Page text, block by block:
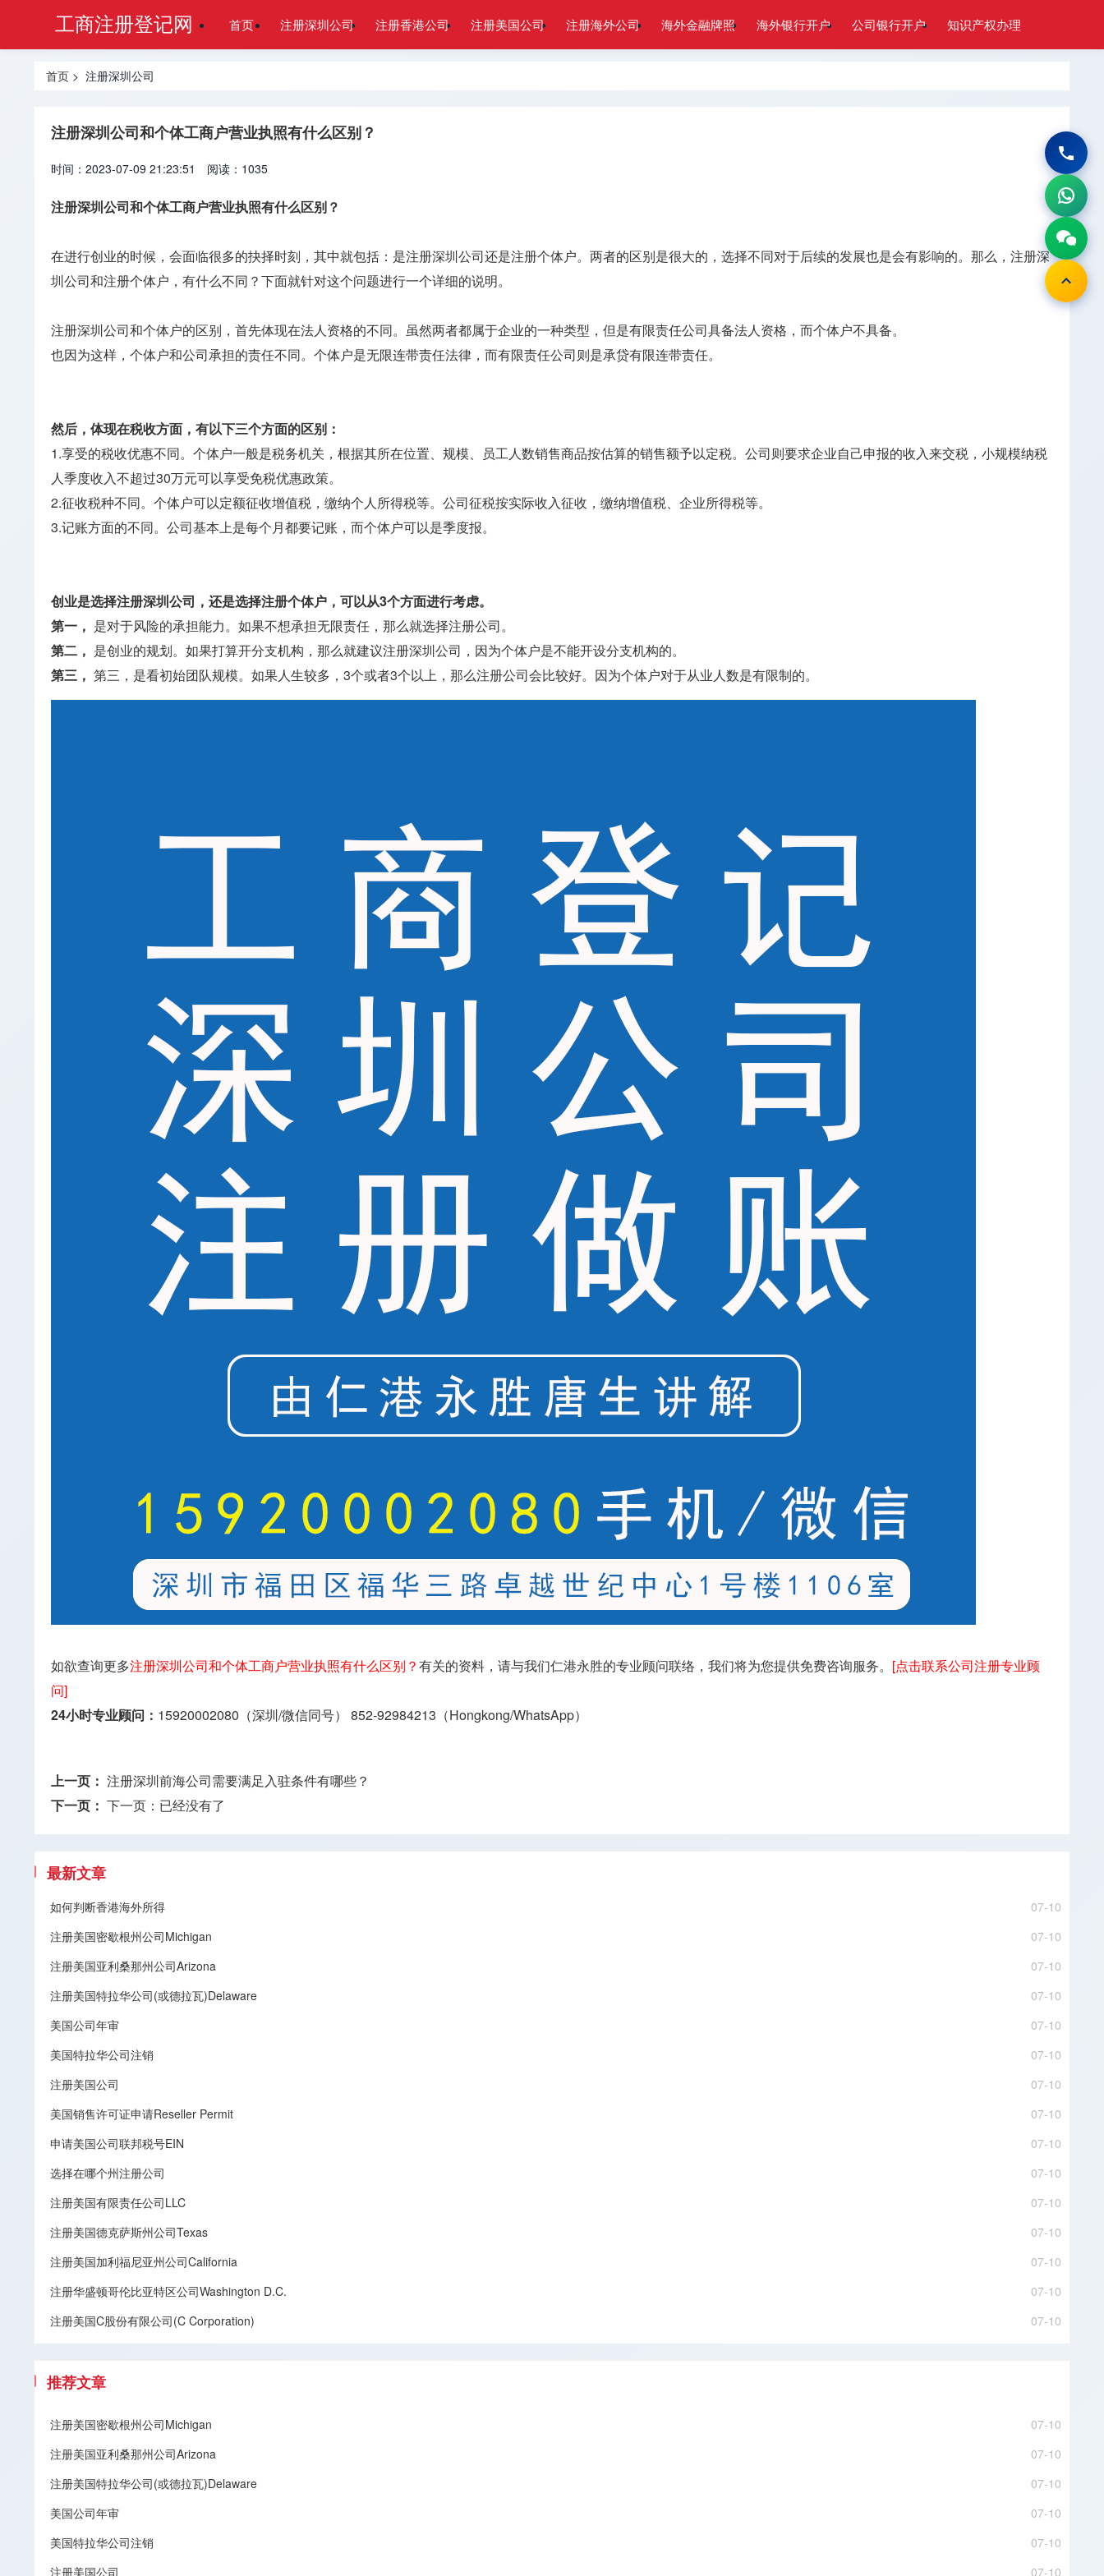
工商注册登记网 首页 注册深圳公司 注册香港公司 注册美国公司 注册海外公司 海外金融牌照 海外银行开户 公司银行开户 知识产权办理
首页 > 注册深圳公司
注册深圳公司和个体工商户营业执照有什么区别？
时间：2023-07-09 21:23:51 阅读：1035
注册深圳公司和个体工商户营业执照有什么区别？
在进行创业的时候，会面临很多的抉择时刻，其中就包括：是注册深圳公司还是注册个体户。两者的区别是很大的，选择不同对于后续的发展也是会有影响的。那么，注册深
圳公司和注册个体户，有什么不同？下面就针对这个问题进行一个详细的说明。
注册深圳公司和个体户的区别，首先体现在法人资格的不同。虽然两者都属于企业的一种类型，但是有限责任公司具备法人资格，而个体户不具备。
也因为这样，个体户和公司承担的责任不同。个体户是无限连带责任法律，而有限责任公司则是承贷有限连带责任。
然后，体现在税收方面，有以下三个方面的区别：
1.享受的税收优惠不同。个体户一般是税务机关，根据其所在位置、规模、员工人数销售商品按估算的销售额予以定税。公司则要求企业自己申报的收入来交税，小规模纳税
人季度收入不超过30万元可以享受免税优惠政策。
2.征收税种不同。个体户可以定额征收增值税，缴纳个人所得税等。公司征税按实际收入征收，缴纳增值税、企业所得税等。
3.记账方面的不同。公司基本上是每个月都要记账，而个体户可以是季度报。
创业是选择注册深圳公司，还是选择注册个体户，可以从3个方面进行考虑。
第一， 是对于风险的承担能力。如果不想承担无限责任，那么就选择注册公司。
第二， 是创业的规划。如果打算开分支机构，那么就建议注册深圳公司，因为个体户是不能开设分支机构的。
第三， 第三，是看初始团队规模。如果人生较多，3个或者3个以上，那么注册公司会比较好。因为个体户对于从业人数是有限制的。
如欲查询更多注册深圳公司和个体工商户营业执照有什么区别？有关的资料，请与我们仁港永胜的专业顾问联络，我们将为您提供免费咨询服务。 [点击联系公司注册专业顾
问]
24小时专业顾问： 15920002080（深圳/微信同号） 852-92984213（Hongkong/WhatsApp）
上一页： 注册深圳前海公司需要满足入驻条件有哪些？
下一页： 下一页：已经没有了
最新文章
07-10
如何判断香港海外所得
07-10
注册美国密歇根州公司Michigan
07-10
注册美国亚利桑那州公司Arizona
07-10
注册美国特拉华公司(或德拉瓦)Delaware
07-10
美国公司年审
07-10
美国特拉华公司注销
07-10
注册美国公司
07-10
美国销售许可证申请Reseller Permit
07-10
申请美国公司联邦税号EIN
07-10
选择在哪个州注册公司
07-10
注册美国有限责任公司LLC
07-10
注册美国德克萨斯州公司Texas
07-10
注册美国加利福尼亚州公司California
07-10
注册华盛顿哥伦比亚特区公司Washington D.C.
07-10
注册美国C股份有限公司(C Corporation)
推荐文章
07-10
注册美国密歇根州公司Michigan
07-10
注册美国亚利桑那州公司Arizona
07-10
注册美国特拉华公司(或德拉瓦)Delaware
07-10
美国公司年审
07-10
美国特拉华公司注销
07-10
注册美国公司